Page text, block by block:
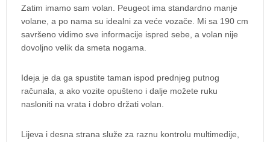
Zatim imamo sam volan. Peugeot ima standardno manje
volane, a po nama su idealni za veće vozače. Mi sa 190 cm
savršeno vidimo sve informacije ispred sebe, a volan nije
dovoljno velik da smeta nogama.
Ideja je da ga spustite taman ispod prednjeg putnog
računala, a ako vozite opušteno i dalje možete ruku
nasloniti na vrata i dobro držati volan.
Lijeva i desna strana služe za raznu kontrolu multimedije,